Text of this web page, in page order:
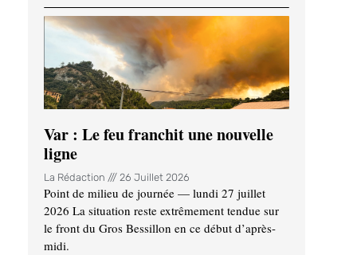
Var : Le feu franchit une nouvelle
ligne
La Rédaction 26 Juillet 2026
Point de milieu de journée — lundi 27 juillet
2026 La situation reste extrêmement tendue sur
le front du Gros Bessillon en ce début d’après-
midi.